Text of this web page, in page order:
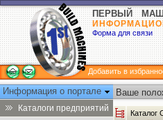
ПЕРВЫЙ
Форма для связи
Добавить в
Информация о портале
Каталоги предприятий
Ваше
Каталог